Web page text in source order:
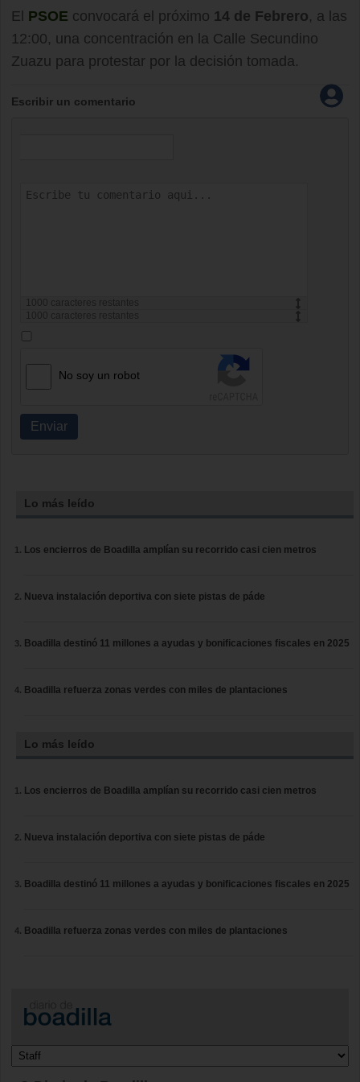
El PSOE convocará el próximo 14 de Febrero, a las
12:00, una concentración en la Calle Secundino
Zuazu para protestar por la decisión tomada.
Escribir un comentario
caracteres restantes
caracteres restantes
No soy un robot
Enviar
Lo más leído
Los encierros de Boadilla amplían su recorrido casi cien metros
Nueva instalación deportiva con siete pistas de páde
Boadilla destinó 11 millones a ayudas y bonificaciones fiscales en 2025
Boadilla refuerza zonas verdes con miles de plantaciones
Lo más leído
Los encierros de Boadilla amplían su recorrido casi cien metros
Nueva instalación deportiva con siete pistas de páde
Boadilla destinó 11 millones a ayudas y bonificaciones fiscales en 2025
Boadilla refuerza zonas verdes con miles de plantaciones